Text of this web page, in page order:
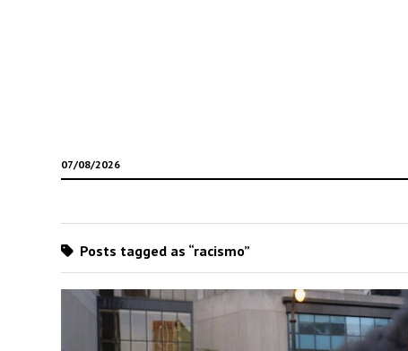
07/08/2026
Posts tagged as “racismo”